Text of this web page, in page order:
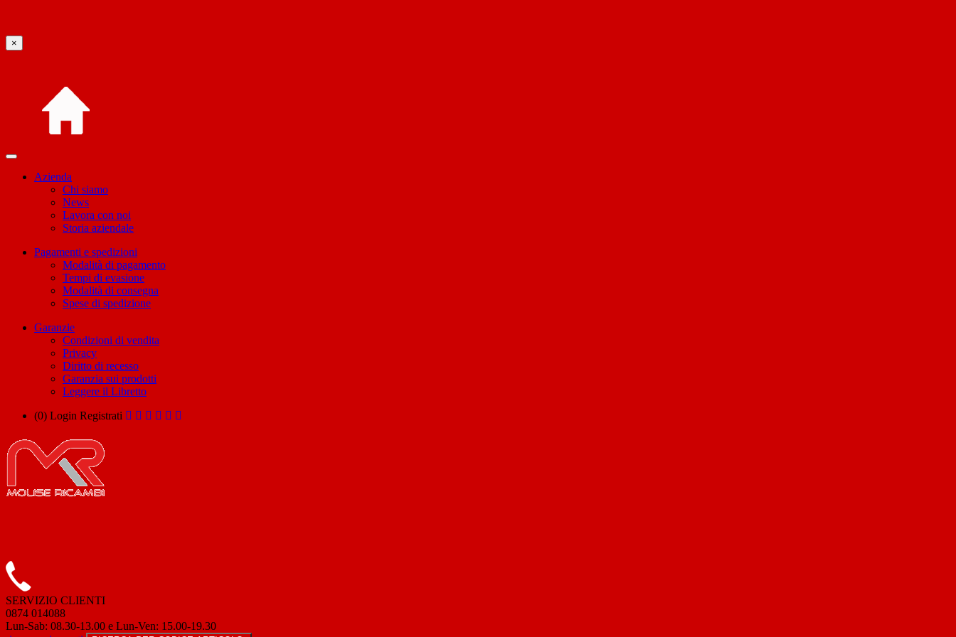
×
Azienda
Chi siamo
News
Lavora con noi
Storia aziendale
Pagamenti e spedizioni
Modalità di pagamento
Tempi di evasione
Modalità di consegna
Spese di spedizione
Garanzie
Condizioni di vendita
Privacy
Diritto di recesso
Garanzia sui prodotti
Leggere il Libretto
(0) Login Registrati
SERVIZIO CLIENTI
0874 014088
Lun-Sab: 08.30-13.00 e Lun-Ven: 15.00-19.30